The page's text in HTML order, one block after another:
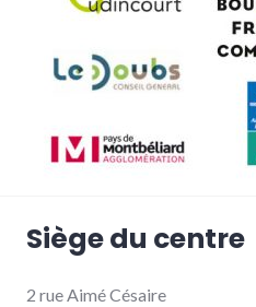
Siège du centre
2 rue Aimé Césaire